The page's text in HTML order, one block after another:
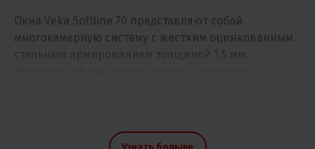
Окна Veka Softline 70 представляют собой
многокамерную систему с жестким оцинкованным
стальным армированием толщиной 1,5 мм.
высотой фальца 21 мм и увеличенной